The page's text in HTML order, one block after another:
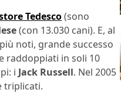
Tedesco(sono
(con 13.030 cani). E, al
noti, grande successo
raddoppiati in soli 10
i Jack Russell. Nel 2005
triplicati.